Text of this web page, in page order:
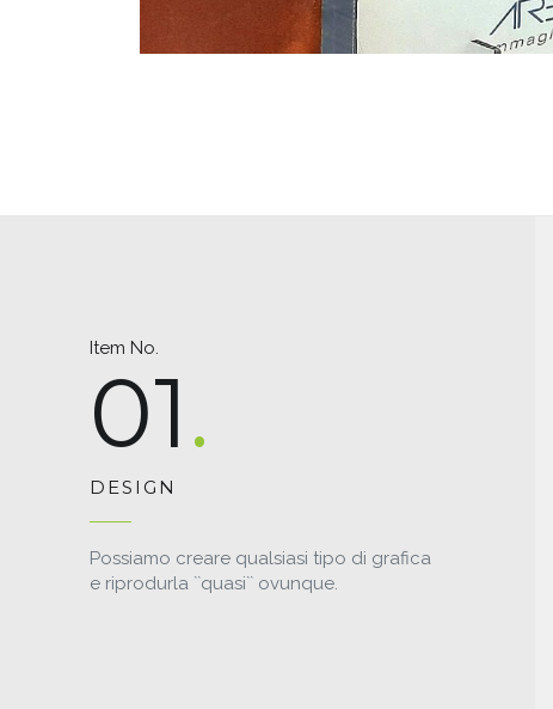
Item No.
01
DESIGN
Possiamo creare qualsiasi tipo di grafica
e riprodurla ``quasi`` ovunque.